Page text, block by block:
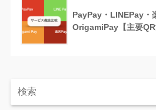
PayPay・LINEPay・
OrigamiPay【主要